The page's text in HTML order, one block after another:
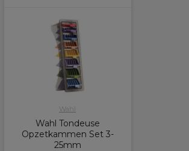
Wahl
Wahl Tondeuse
Opzetkammen Set 3-
25mm